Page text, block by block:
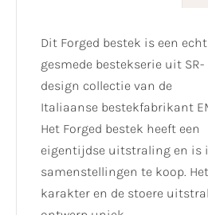
Dit Forged bestek is een echt
gesmede bestekserie uit SR-
design collectie van de
Italiaanse bestekfabrikant
Het Forged bestek heeft een
eigentijdse uitstraling en is
samenstellingen te koop.
karakter en de stoere